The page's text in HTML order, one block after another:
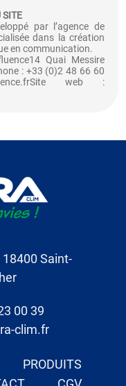
SITE
par l’agence de
dans la création
en communication.
Quai Messire
: +33 (0)2 48 66 60
web :
18400 Saint-
00 39
clim.fr
PRODUITS